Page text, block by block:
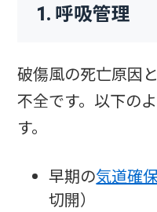
1. 呼吸管理
破傷風の死亡原因
不全です。以下の
す。
早期の気道確
切開）